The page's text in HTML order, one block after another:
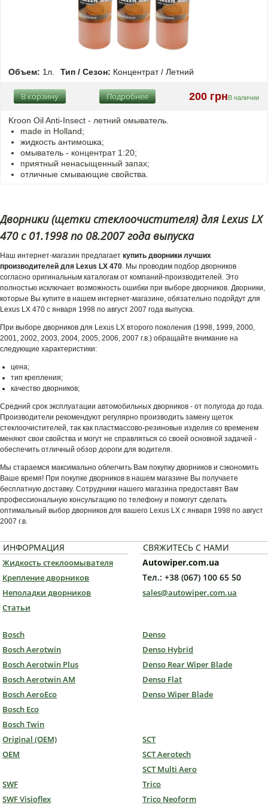
Объем: 1л. Тип / Сезон: Концентрат / Летний
200 грнВ наличии
Подробнее
В корзину
Kroon Oil Anti-Insect - летний омыватель.
made in Holland;
жидкость антимошка;
омыватель - концентрат 1:20;
приятный ненасыщенный запах;
отличные смывающие свойства.
Дворники (щетки стеклоочистителя) для Lexus LX
470 с 01.1998 по 08.2007 года выпуска
Наш интернет-магазин предлагает купить дворники лучших
производителей для Lexus LX 470. Мы проводим подбор дворников
согласно оригинальным каталогам от компаний-производителей. Это
полностью исключает возможность ошибки при выборе дворников. Дворники,
которые Вы купите в нашем интернет-магазине, обязательно подойдут для
Lexus LX 470 с января 1998 по август 2007 года выпуска.
При выборе дворников для Lexus LX второго поколения (1998, 1999, 2000,
2001, 2002, 2003, 2004, 2005, 2006, 2007 г.в.) обращайте внимание на
следующие характеристики:
цена;
тип крепления;
качество дворников;
Средний срок эксплуатации автомобильных дворников - от полугода до года.
Производители рекомендуют регулярно производить замену щеток
стеклоочистителей, так как пластмассово-резиновые изделия со временем
меняют свои свойства и могут не справляться со своей основной задачей -
обеспечить отличный обзор дороги для водителя.
Мы стараемся максимально облегчить Вам покупку дворников и сэкономить
Ваше время! При покупке дворников в нашем магазине Вы получаете
бесплатную доставку. Сотрудники нашего магазина предоставят Вам
профессиональную консультацию по телефону и помогут сделать
оптимальный выбор дворников для вашего Lexus LX с января 1998 по август
2007 г.в.
ИНФОРМАЦИЯ
Жидкость стеклоомывателя
Крепление дворников
Неполадки дворников
Статьи
СВЯЖИТЕСЬ С НАМИ
Autowiper.com.ua
Тел.: +38 (067) 100 65 50
sales@autowiper.com.ua
Bosch
Bosch Aerotwin
Bosch Aerotwin Plus
Bosch Aerotwin AM
Bosch AeroEco
Bosch Eco
Bosch Twin
Denso
Denso Hybrid
Denso Rear Wiper Blade
Denso Flat
Denso Wiper Blade
Original (OEM)
OEM
SCT
SCT Aerotech
SCT Multi Aero
SWF
SWF Visioflex
Trico
Trico Neoform